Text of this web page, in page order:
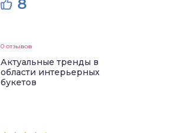
8
0 отзывов
Актуальные тренды в
области интерьерных
букетов